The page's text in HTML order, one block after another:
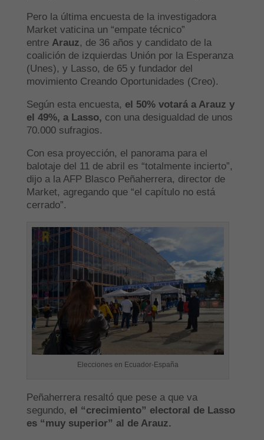
Pero la última encuesta de la investigadora
Market vaticina un “empate técnico”
entre Arauz, de 36 años y candidato de la
coalición de izquierdas Unión por la Esperanza
(Unes), y Lasso, de 65 y fundador del
movimiento Creando Oportunidades (Creo).
Según esta encuesta, el 50% votará a Arauz y
el 49%, a Lasso, con una desigualdad de unos
70.000 sufragios.
Con esa proyección, el panorama para el
balotaje del 11 de abril es “totalmente incierto”,
dijo a la AFP Blasco Peñaherrera, director de
Market, agregando que “el capítulo no está
cerrado”.
Elecciones en Ecuador-España
Peñaherrera resaltó que pese a que va
segundo, el “crecimiento” electoral de Lasso
es “muy superior” al de Arauz.